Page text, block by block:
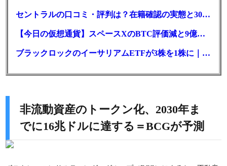
セントラルの口コミ・評判は？在籍確認の実態と30日金利0円の落とし穴
【今日の仮想通貨】スペースXのBTC評価減と9億株の解禁。208億円相当のBTCが盗難
ブラックロックのイーサリアムETFが3株を1株に｜年初来37%安
非流動資産のトークン化、2030年ま
でに16兆ドルに達する＝BCGが予測